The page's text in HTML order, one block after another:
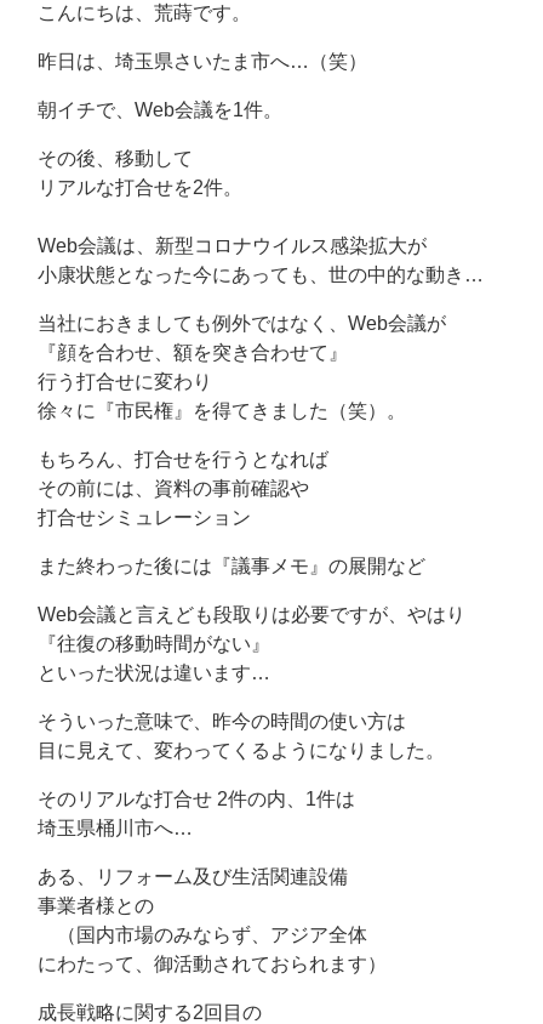
こんにちは、荒蒔です。
昨日は、埼玉県さいたま市へ…（笑）
朝イチで、Web会議を1件。
その後、移動して
リアルな打合せを2件。
Web会議は、新型コロナウイルス感染拡大が
小康状態となった今にあっても、世の中的な動き…
当社におきましても例外ではなく、Web会議が
『顔を合わせ、額を突き合わせて』
行う打合せに変わり
徐々に『市民権』を得てきました（笑）。
もちろん、打合せを行うとなれば
その前には、資料の事前確認や
打合せシミュレーション
また終わった後には『議事メモ』の展開など
Web会議と言えども段取りは必要ですが、やはり
『往復の移動時間がない』
といった状況は違います…
そういった意味で、昨今の時間の使い方は
目に見えて、変わってくるようになりました。
そのリアルな打合せ 2件の内、1件は
埼玉県桶川市へ…
ある、リフォーム及び生活関連設備
事業者様との
（国内市場のみならず、アジア全体
にわたって、御活動されておられます）
成長戦略に関する2回目の